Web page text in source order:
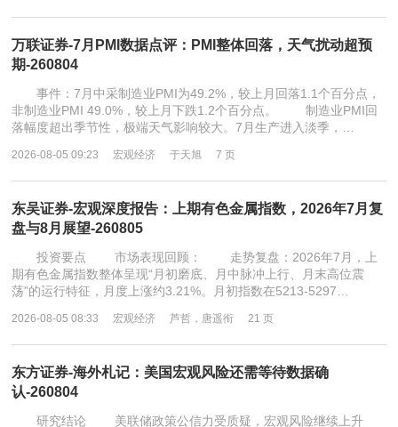
万联证券-7月PMI数据点评：PMI整体回落，天气扰动超预
期-260804
事件：7月中采制造业PMI为49.2%，较上月回落1.1个百分点，
非制造业PMI 49.0%，较上月下跌1.2个百分点。 制造业PMI回
落幅度超出季节性，极端天气影响较大。7月生产进入淡季，…
2026-08-05 09:23 宏观经济 于天旭 7 页
东吴证券-宏观深度报告：上期有色金属指数，2026年7月复
盘与8月展望-260805
投资要点 市场表现回顾： 走势复盘：2026年7月，上
期有色金属指数整体呈现“月初磨底、月中脉冲上行、月末高位震
荡”的运行特征，月度上涨约3.21%。月初指数在5213-5297…
2026-08-05 08:33 宏观经济 芦哲，唐遥衔 21 页
东方证券-海外札记：美国宏观风险还需等待数据确
认-260804
研究结论 美联储政策公信力受质疑，宏观风险继续上升